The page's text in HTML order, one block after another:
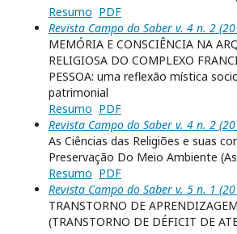
Resumo PDF
Revista Campo do Saber v. 4 n. 2
MEMÓRIA E CONSCIÊNCIA NA
RELIGIOSA DO COMPLEXO
PESSOA: uma reflexão mística
patrimonial
Resumo PDF
Revista Campo do Saber v. 4 n. 2
As Ciências das Religiões e suas
Preservação Do Meio Ambiente
Resumo PDF
Revista Campo do Saber v. 5 n. 1
TRANSTORNO DE
(TRANSTORNO DE DÉFICIT DE